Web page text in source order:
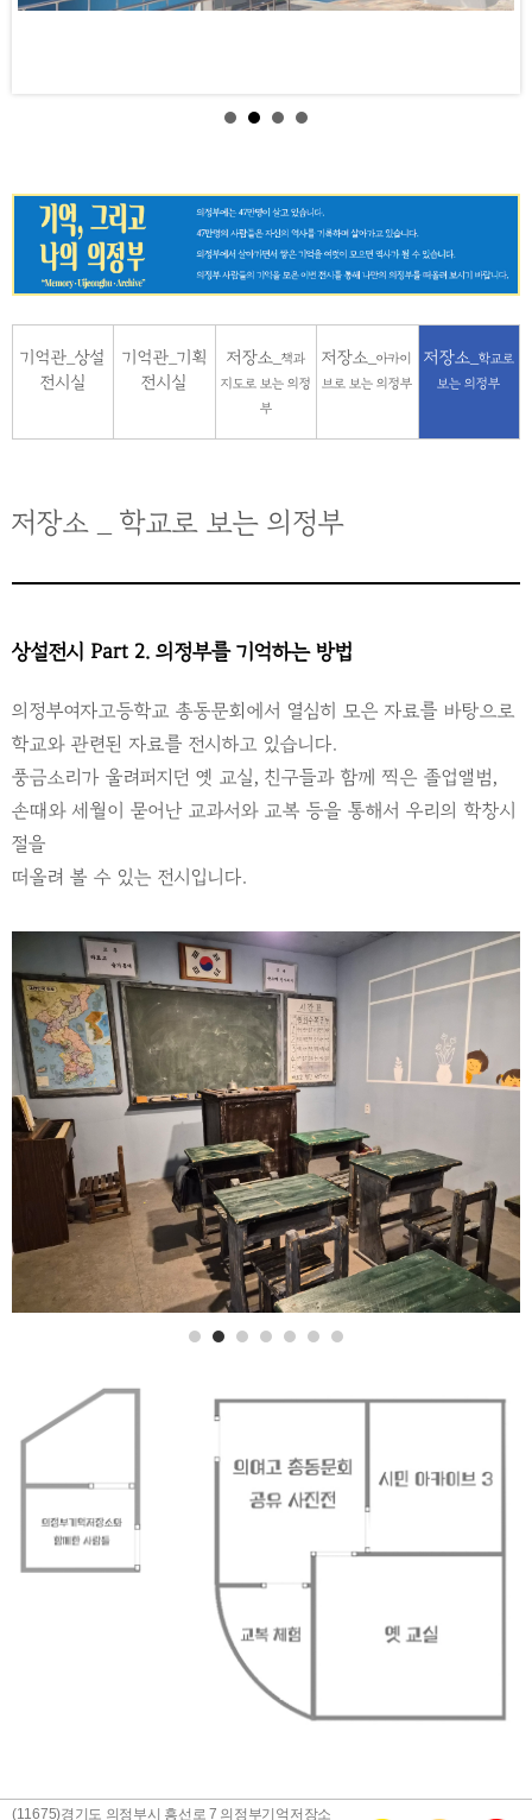
기억관_상설
전시실
기억관_기획
전시실
저장소_책과
지도로 보는 의정
부
저장소_아카이
브로 보는 의정부
저장소_
학교로
보는 의정부
저장소 _ 학교로 보는 의정부
상설전시 Part 2. 의정부를 기억하는 방법
의정부여자고등학교 총동문회에서 열심히 모은 자료를 바탕으로
학교와 관련된 자료를 전시하고 있습니다.
풍금소리가 울려퍼지던 옛 교실, 친구들과 함께 찍은 졸업앨범,
손때와 세월이 묻어난 교과서와 교복 등을 통해서 우리의 학창시
절을
떠올려 볼 수 있는 전시입니다.
(11675)경기도 의정부시 흥선로 7 의정부기억저장소